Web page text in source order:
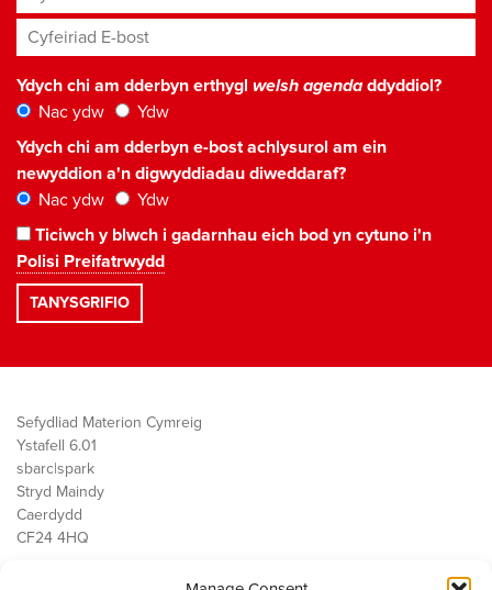
Cyfeiriad E-bost*
Ydych chi am dderbyn erthygl welsh agendaddyddiol?
Nac ydw
Ydw
Ydych chi am dderbyn e-bost achlysurol am ein
newyddion a'n digwyddiadau diweddaraf?
Nac ydw
Ydw
Ticiwch y blwch i gadarnhau eich bod yn cytuno i'n
Polisi Preifatrwydd
Sefydliad Materion Cymreig
Ystafell 6.01
sbarc|spark
Stryd Maindy
Caerdydd
CF24 4HQ